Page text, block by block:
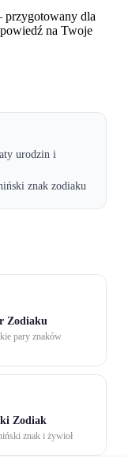
przygotowany dla
na Twoje
urodzin i
znak zodiaku
Zodiaku
pary znaków
Zodiak
znak i żywioł